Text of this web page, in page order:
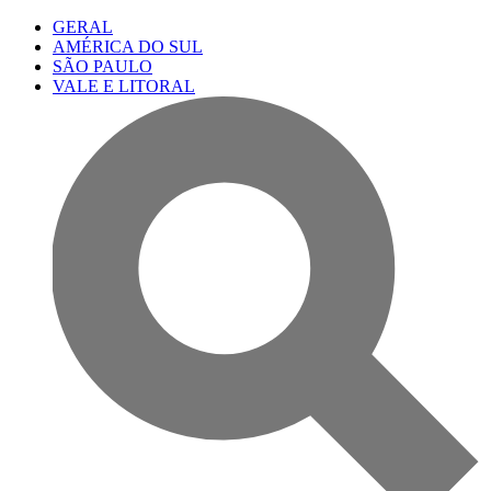
GERAL
AMÉRICA DO SUL
SÃO PAULO
VALE E LITORAL